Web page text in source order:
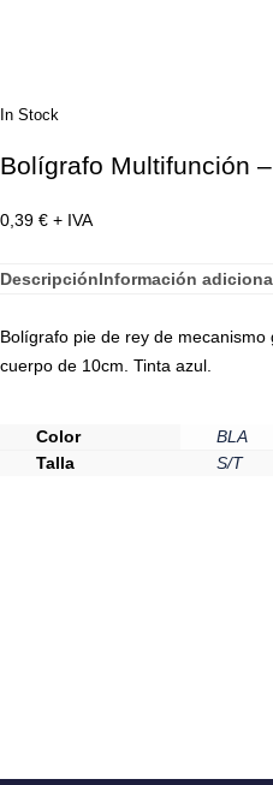
In Stock
Bolígrafo Multifunción
0,39 € + IVA
DescripciónInformación
Bolígrafo pie de rey de
cuerpo de 10cm. Tinta azul.
Color
BLA
Talla
S/T